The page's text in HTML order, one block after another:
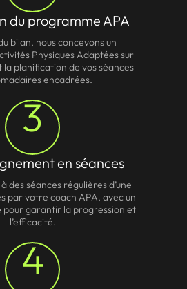
du programme APA
bilan, nous concevons un
Physiques Adaptées sur
la planification de vos séances
encadrées.
3
en séances
des séances régulières d’une
par votre coach APA, avec un
pour garantir la progression et
l’efficacité.
4